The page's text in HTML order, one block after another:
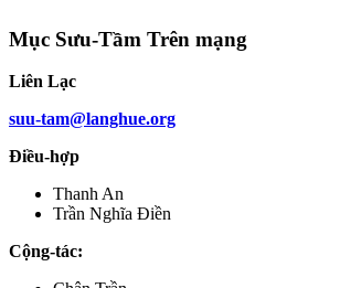
Mục Sưu-Tầm Trên mạng
Liên Lạc
suu-tam@langhue.org
Điều-hợp
Thanh An
Trần Nghĩa Điền
Cộng-tác: